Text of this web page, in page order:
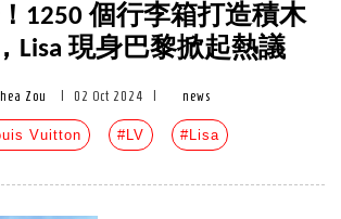
1250 個行李箱打造積木
Lisa 現身巴黎掀起熱議
Zou 02 Oct 2024 news
Vuitton #LV #Lisa